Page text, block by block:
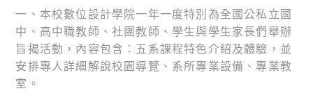
一、本校數位設計學院一年一度特別為全國公私立國
中、高中職教師、社團教師、學生與學生家長們舉辦
旨揭活動，內容包含：五系課程特色介紹及體驗，並
安排專人詳細解說校園導覽、系所專業設備、專業教
室。